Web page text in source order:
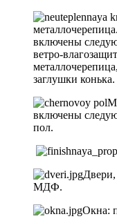
включены
ветро-
заглушки конька.
включены
пол.
Двери,
МДФ.
Окна: